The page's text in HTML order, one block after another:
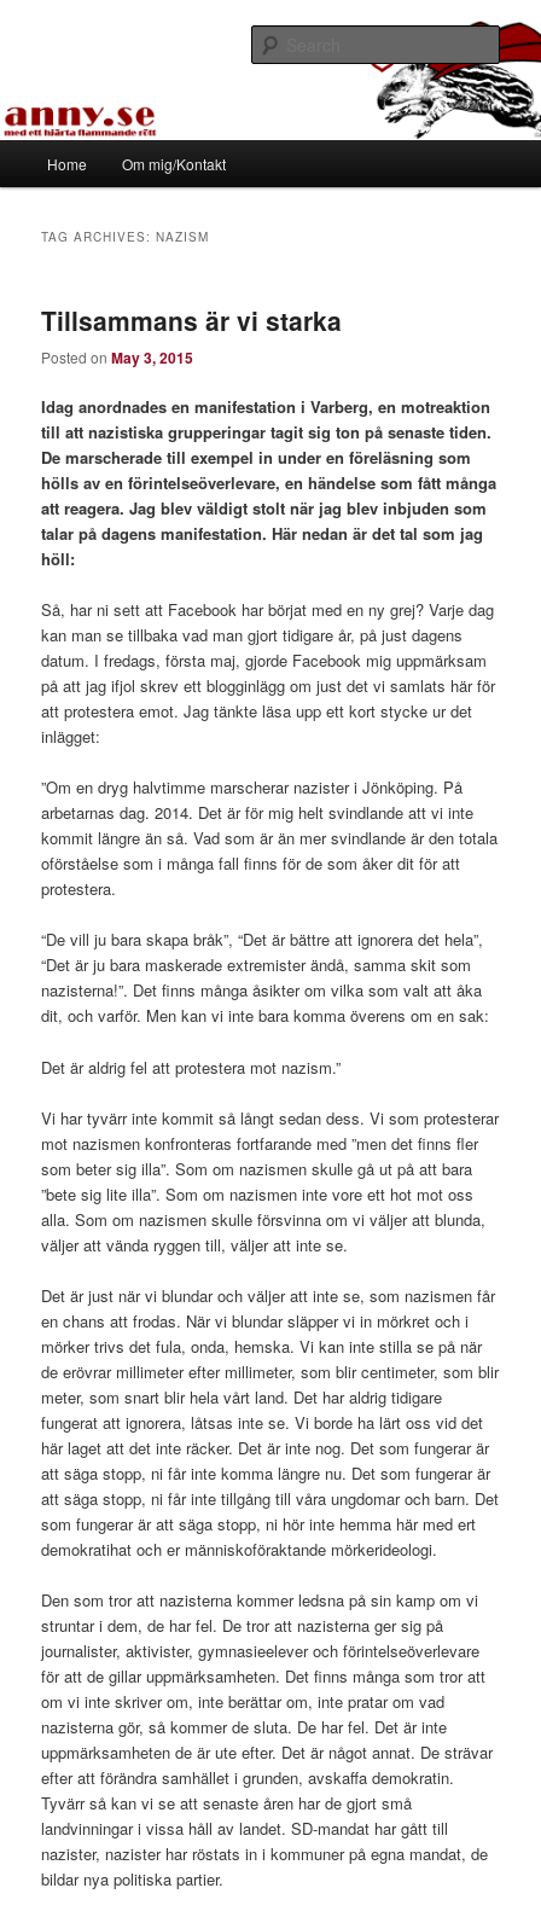
Tapirhen
Home Om mig/Kontakt
TAG ARCHIVES:NAZISM
Tillsammans är vi starka
Posted onMay 3, 2015
Idag anordnades en manifestation i Varberg, en motreaktion
till att nazistiska grupperingar tagit sig ton på senaste tiden.
De marscherade till exempel in under en föreläsning som
hölls av en förintelseöverlevare, en händelse som fått många
att reagera. Jag blev väldigt stolt när jag blev inbjuden som
talar på dagens manifestation. Här nedan är det tal som jag
höll:
Så, har ni sett att Facebook har börjat med en ny grej? Varje dag
kan man se tillbaka vad man gjort tidigare år, på just dagens
datum. I fredags, första maj, gjorde Facebook mig uppmärksam
på att jag ifjol skrev ett blogginlägg om just det vi samlats här för
att protestera emot. Jag tänkte läsa upp ett kort stycke ur det
inlägget:
”Om en dryg halvtimme marscherar nazister i Jönköping. På
arbetarnas dag. 2014. Det är för mig helt svindlande att vi inte
kommit längre än så. Vad som är än mer svindlande är den totala
oförståelse som i många fall finns för de som åker dit för att
protestera.
“De vill ju bara skapa bråk”, “Det är bättre att ignorera det hela”,
“Det är ju bara maskerade extremister ändå, samma skit som
nazisterna!”. Det finns många åsikter om vilka som valt att åka
dit, och varför. Men kan vi inte bara komma överens om en sak:
Det är aldrig fel att protestera mot nazism.”
Vi har tyvärr inte kommit så långt sedan dess. Vi som protesterar
mot nazismen konfronteras fortfarande med ”men det finns fler
som beter sig illa”. Som om nazismen skulle gå ut på att bara
”bete sig lite illa”. Som om nazismen inte vore ett hot mot oss
alla. Som om nazismen skulle försvinna om vi väljer att blunda,
väljer att vända ryggen till, väljer att inte se.
Det är just när vi blundar och väljer att inte se, som nazismen får
en chans att frodas. När vi blundar släpper vi in mörkret och i
mörker trivs det fula, onda, hemska. Vi kan inte stilla se på när
de erövrar millimeter efter millimeter, som blir centimeter, som blir
meter, som snart blir hela vårt land. Det har aldrig tidigare
fungerat att ignorera, låtsas inte se. Vi borde ha lärt oss vid det
här laget att det inte räcker. Det är inte nog. Det som fungerar är
att säga stopp, ni får inte komma längre nu. Det som fungerar är
att säga stopp, ni får inte tillgång till våra ungdomar och barn. Det
som fungerar är att säga stopp, ni hör inte hemma här med ert
demokratihat och er människoföraktande mörkerideologi.
Den som tror att nazisterna kommer ledsna på sin kamp om vi
struntar i dem, de har fel. De tror att nazisterna ger sig på
journalister, aktivister, gymnasieelever och förintelseöverlevare
för att de gillar uppmärksamheten. Det finns många som tror att
om vi inte skriver om, inte berättar om, inte pratar om vad
nazisterna gör, så kommer de sluta. De har fel. Det är inte
uppmärksamheten de är ute efter. Det är något annat. De strävar
efter att förändra samhället i grunden, avskaffa demokratin.
Tyvärr så kan vi se att senaste åren har de gjort små
landvinningar i vissa håll av landet. SD-mandat har gått till
nazister, nazister har röstats in i kommuner på egna mandat, de
bildar nya politiska partier.